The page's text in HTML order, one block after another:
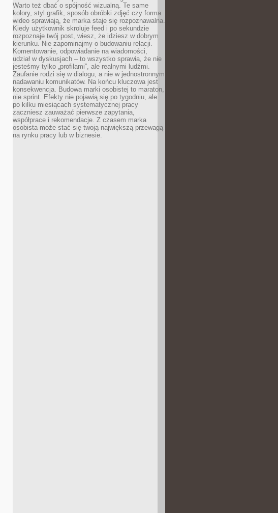
Warto też dbać o spójność wizualną. Te same
kolory, styl grafik, sposób obróbki zdjęć czy forma
wideo sprawiają, że marka staje się rozpoznawalna.
Kiedy użytkownik skroluje feed i po sekundzie
rozpoznaje twój post, wiesz, że idziesz w dobrym
kierunku. Nie zapominajmy o budowaniu relacji.
Komentowanie, odpowiadanie na wiadomości,
udział w dyskusjach – to wszystko sprawia, że nie
jesteśmy tylko „profilami”, ale realnymi ludźmi.
Zaufanie rodzi się w dialogu, a nie w jednostronnym
nadawaniu komunikatów. Na końcu kluczowa jest
konsekwencja. Budowa marki osobistej to maraton,
nie sprint. Efekty nie pojawią się po tygodniu, ale
po kilku miesiącach systematycznej pracy
zaczniesz zauważać pierwsze zapytania,
współprace i rekomendacje. Z czasem marka
osobista może stać się twoją największą przewagą
na rynku pracy lub w biznesie.